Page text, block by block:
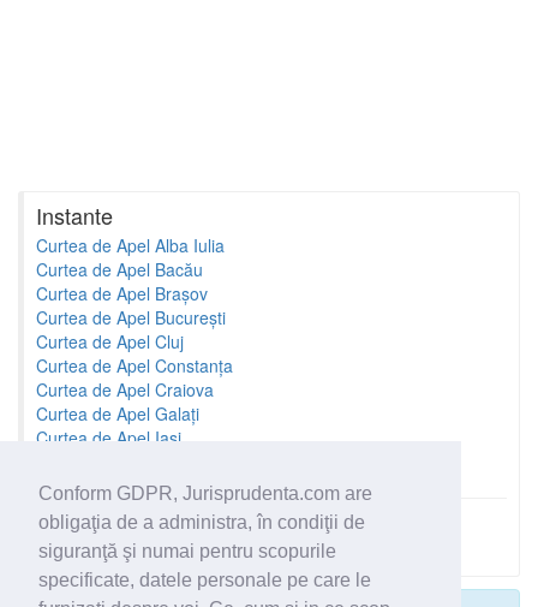
Conform GDPR, Jurisprudenta.com are
obligaţia de a administra, în condiţii de
siguranţă şi numai pentru scopurile
specificate, datele personale pe care le
Instante
Curtea de Apel Alba Iulia
Curtea de Apel Bacău
Curtea de Apel Brașov
Curtea de Apel București
Curtea de Apel Cluj
Curtea de Apel Constanța
Curtea de Apel Craiova
Curtea de Apel Galați
Curtea de Apel Iași
Toate instantele